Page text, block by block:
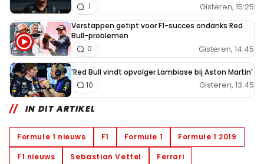
Gisteren, 15:25
1
Verstappen getipt voor F1-succes ondanks Red
Bull-problemen
Gisteren, 14:45
0
'Red Bull vindt opvolger Lambiase bij Aston Martin'
Gisteren, 13:45
10
IN DIT ARTIKEL
Formule 1 nieuws F1 Formule 1
Formule 1 2019
F1 nieuws
Sebastian Vettel
Ferrari